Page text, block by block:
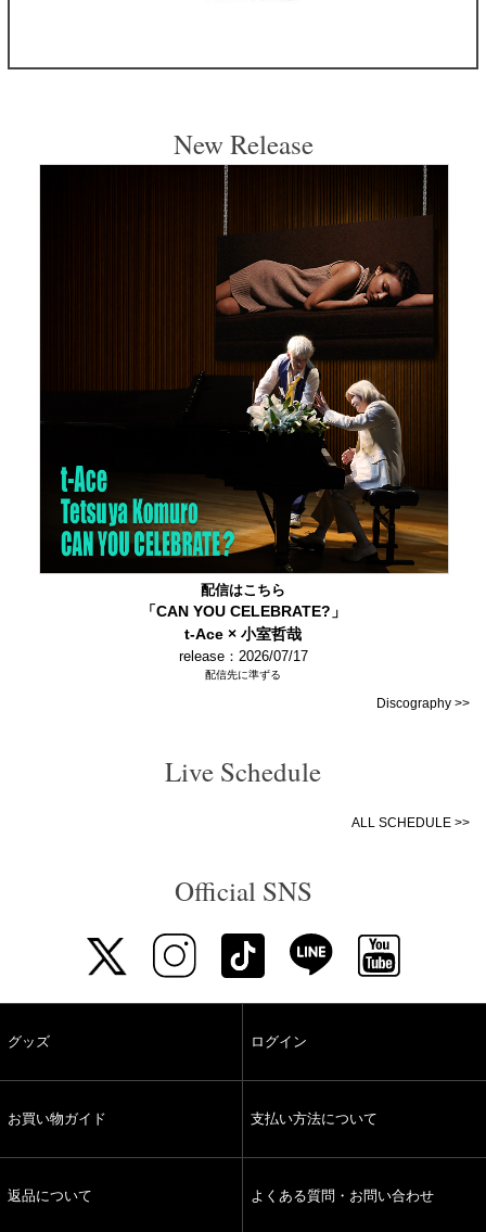
New Release
配信はこちら
「CAN YOU CELEBRATE?」
t-Ace × 小室哲哉
release：2026/07/17
配信先に準ずる
Discography >>
Live Schedule
ALL SCHEDULE >>
Official SNS
グッズ ログイン
お買い物ガイド 支払い方法について
返品について よくある質問・お問い合わせ